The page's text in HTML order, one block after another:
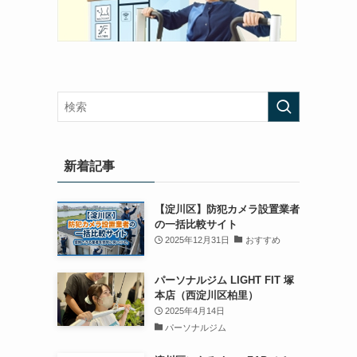
新着記事
【淀川区】防犯カメラ設置業者
の一括比較サイト
2025年12月31日 おすすめ
パーソナルジム LIGHT FIT 塚
本店（西淀川区柏里）
2025年4月14日
パーソナルジム